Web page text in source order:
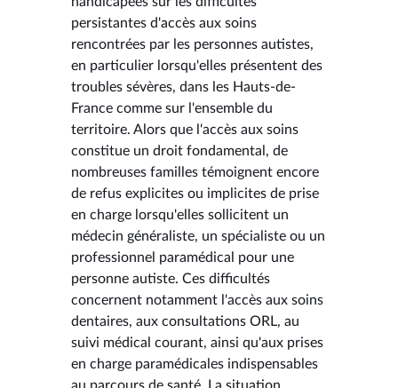
persistantes d'accès aux soins
rencontrées par les personnes autistes,
en particulier lorsqu'elles présentent des
troubles sévères, dans les Hauts-de-
France comme sur l'ensemble du
territoire. Alors que l'accès aux soins
constitue un droit fondamental, de
nombreuses familles témoignent encore
de refus explicites ou implicites de prise
en charge lorsqu'elles sollicitent un
médecin généraliste, un spécialiste ou un
professionnel paramédical pour une
personne autiste. Ces difficultés
concernent notamment l'accès aux soins
dentaires, aux consultations ORL, au
suivi médical courant, ainsi qu'aux prises
en charge paramédicales indispensables
au parcours de santé. La situation